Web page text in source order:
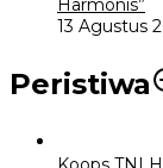
Harmonis”
13 Agustus
Peristiwa